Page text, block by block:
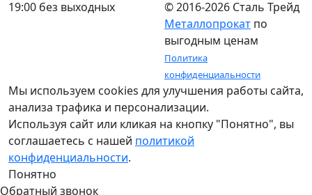
19:00 без выходных
© 2016-2026 Сталь Трейд
Металлопрокат по
выгодным ценам
Политика
конфиденциальности
Мы используем cookies для улучшения работы сайта,
анализа трафика и персонализации.
Используя сайт или кликая на кнопку "Понятно", вы
соглашаетесь с нашей политикой
конфиденциальности.
Понятно
Обратный звонок